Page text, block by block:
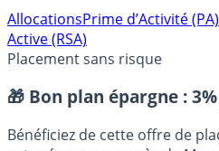
AllocationsPrime d’Activité (PA)
Active (RSA)
Placement sans risque
🎁 Bon plan épargne :